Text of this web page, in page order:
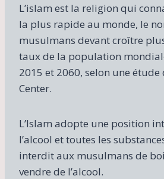
L’islam est la religion qui
la plus rapide au monde, le
musulmans devant croître
taux de la population
2015 et 2060, selon une étude
Center.
L’Islam adopte une position
l’alcool et toutes les
interdit aux musulmans de
vendre de l’alcool.